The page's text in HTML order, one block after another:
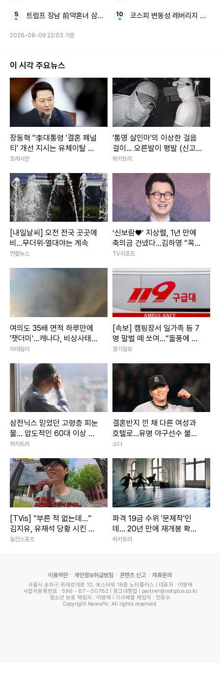
Copyright ⓒ 모두서치 무단 전재 및 재배포 금지
본 콘텐츠는뉴스픽 파트너스 에서 공유된 콘텐츠입니다.
트럼프 장남 前약혼녀 삼성 조선소 코스피 변동성 레버리지 청산
2026-08-09 22:03 기준
이 시각 주요뉴스
장동혁 "李대통령 '결혼 페널
티' 개선 지시는 유체이탈 화
법"
프레시안
'통영 살인마'의 이상한 걸음
걸이... 오른발이 평발 (신고
금 1억)
위키트리
[내일날씨] 오전 전국 곳곳에
비…무더위·열대야는 계속
연합뉴스
‘신보람♥’ 지상렬, 1년 만에
축의금 건넸다…김하영 “꼭
국수 먹게 해주세요” [RE:스
TV리포트
여의도 35배 면적 하루만에
'잿더미'…캐나다, 비상사태
선포
이데일리
[속보] 캠핑장서 일가족 등 7
명 말벌 떼 쏘여…“돌풍에 벌
집 흔들려”
경기일보
삼전닉스 믿었던 고령층 피눈
물... 압도적인 60대 이상 주
식 담보 대출 비율
위키트리
결혼반지 낀 채 다른 여성과
호텔로…유명 야구선수 불륜
에 日 발칵
소다
[TVis] “부른 적 없는데…”
김지유, 유재석 당황 시킨 철
판 (런닝맨)
일간스포츠
파격 19금 수위 '문제작'인
데… 20년 만에 재개봉 확정
된 영화
위키트리
이용약관 개인정보취급방침 콘텐츠 신고 제휴문의
서울시 송파구 위례성대로 10, 에스타워 18층 노티플러스 | 대표자 : 이영재
사업자등록번호 : 596 - 87 – 00782 | 광고대행업 | partner@notiplus.co.kr
청소년 보호 책임자 : 이영재 | 기사배열 책임자 : 전윤수
Copyright NewsPic. All rights reserved.